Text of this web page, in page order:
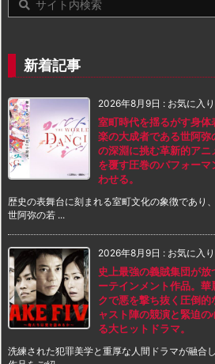
新着記事
2026年8月9日 : お気に入り
室町時代を揺るがす身
楽の大成者である世阿
の深淵に挑む革新的ア
を覆す圧巻のパフォー
わせる。
歴史の表舞台に刻まれる室町文化の象徴であり
世阿弥の若 ...
2026年8月9日 : お気に入り
史上最強の義賊集団が
ーテインメント作品。
クで悪を撃ち抜く圧倒
ャスト陣の競演と緊迫
る大ヒットドラマ。
洗練された犯罪美学と重厚な人間ドラマが融合